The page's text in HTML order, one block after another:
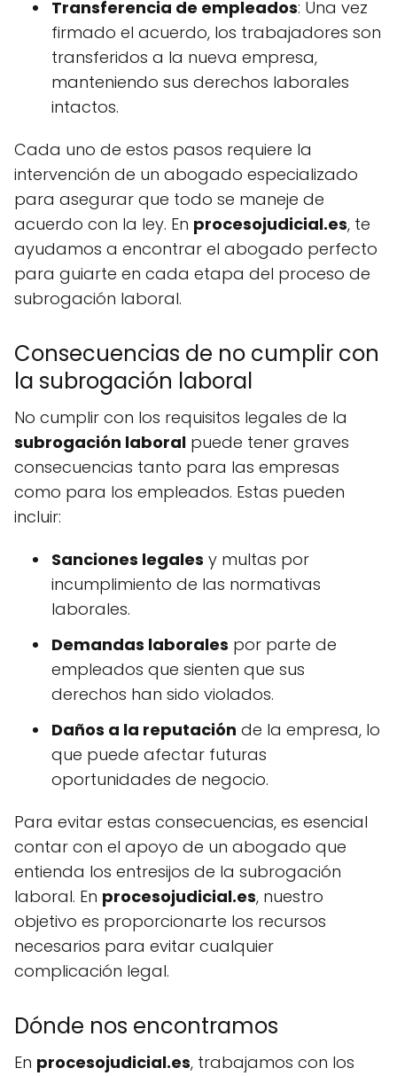
Transferencia de empleados: Una vez
firmado el acuerdo, los trabajadores son
transferidos a la nueva empresa,
manteniendo sus derechos laborales
intactos.
Cada uno de estos pasos requiere la
intervención de un abogado especializado
para asegurar que todo se maneje de
acuerdo con la ley. En procesojudicial.es, te
ayudamos a encontrar el abogado perfecto
para guiarte en cada etapa del proceso de
subrogación laboral.
Consecuencias de no cumplir con
la subrogación laboral
No cumplir con los requisitos legales de la
subrogación laboral puede tener graves
consecuencias tanto para las empresas
como para los empleados. Estas pueden
incluir:
Sanciones legales y multas por
incumplimiento de las normativas
laborales.
Demandas laborales por parte de
empleados que sienten que sus
derechos han sido violados.
Daños a la reputación de la empresa, lo
que puede afectar futuras
oportunidades de negocio.
Para evitar estas consecuencias, es esencial
contar con el apoyo de un abogado que
entienda los entresijos de la subrogación
laboral. En procesojudicial.es, nuestro
objetivo es proporcionarte los recursos
necesarios para evitar cualquier
complicación legal.
Dónde nos encontramos
En procesojudicial.es, trabajamos con los